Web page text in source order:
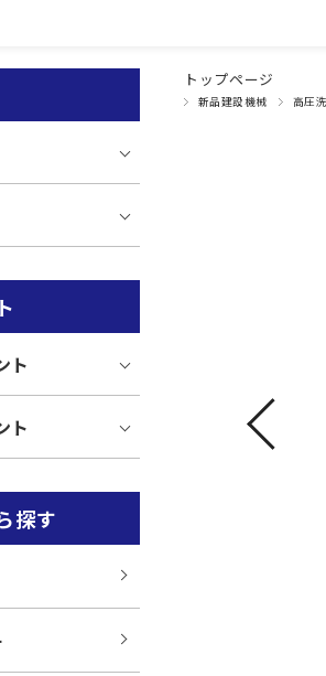
トップページ
新品建設機械 高圧
ト
ト
探す